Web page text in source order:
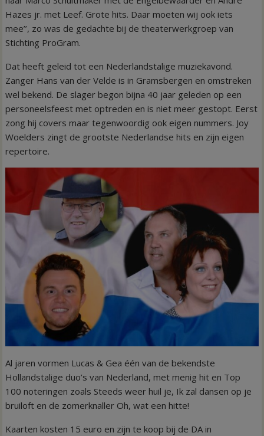
Hazes jr. met Leef. Grote hits. Daar moeten wij ook iets
mee’’, zo was de gedachte bij de theaterwerkgroep van
Stichting ProGram.
Dat heeft geleid tot een Nederlandstalige muziekavond.
Zanger Hans van der Velde is in Gramsbergen en omstreken
wel bekend. De slager begon bijna 40 jaar geleden op een
personeelsfeest met optreden en is niet meer gestopt. Eerst
zong hij covers maar tegenwoordig ook eigen nummers. Joy
Woelders zingt de grootste Nederlandse hits en zijn eigen
repertoire.
Al jaren vormen Lucas & Gea één van de bekendste
Hollandstalige duo’s van Nederland, met menig hit en Top
100 noteringen zoals Steeds weer huil je, Ik zal dansen op je
bruiloft en de zomerknaller Oh, wat een hitte!
Kaarten kosten 15 euro en zijn te koop bij de DA in